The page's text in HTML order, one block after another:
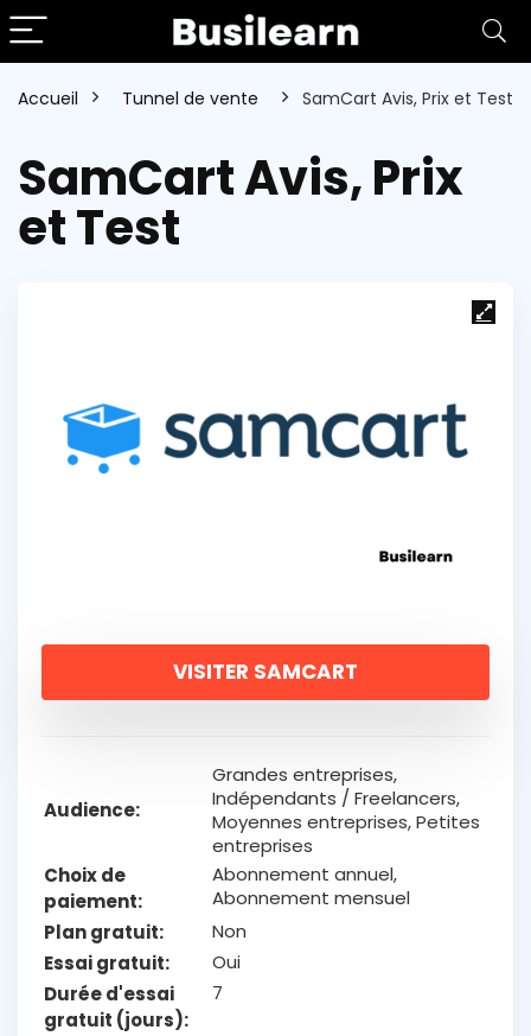
Accueil Tunnel de vente SamCart Avis, Prix et Test
SamCart Avis, Prix
et Test
VISITER SAMCART
Audience
Grandes entreprises,
Indépendants / Freelancers,
Moyennes entreprises, Petites
entreprises
Choix de
paiement
Abonnement annuel,
Abonnement mensuel
Plan gratuit
Non
Essai gratuit
Oui
Durée d'essai
gratuit (jours)
7